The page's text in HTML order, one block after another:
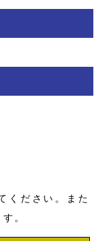
ください。また
。